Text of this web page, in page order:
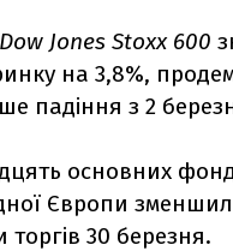
Dow Jones Stoxx 600
на 3,8%,
падіння з 2
основних
Європи
торгів 30 березня.